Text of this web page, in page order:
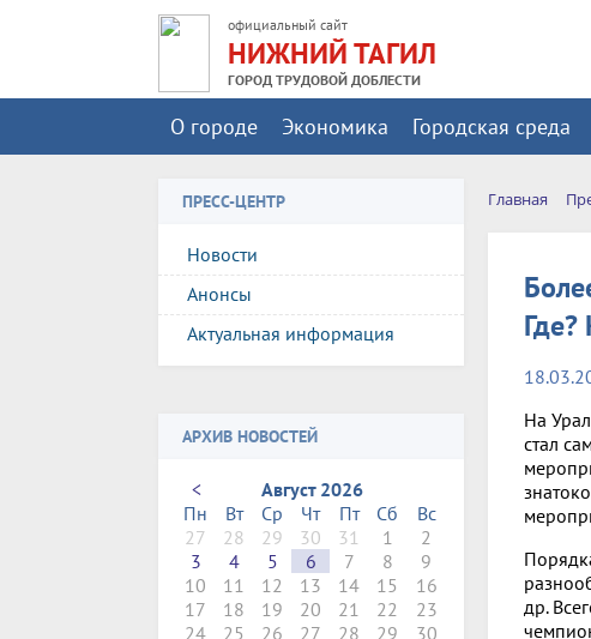
официальный сайт
НИЖНИЙ ТАГИЛ
ГОРОД ТРУДОВОЙ ДОБЛЕСТИ
О городе Экономика Городская среда
ПРЕСС-ЦЕНТР
Новости
Анонсы
Актуальная информация
АРХИВ НОВОСТЕЙ
<
Август 2026
Пн
Вт Ср Чт Пт Сб
Вс
27
28 29 30 31 1
2
3
4 5 6 7 8
9
10
11 12 13 14 15
16
17
18 19 20 21 22
23
24
25 26 27 28 29
30
Главная
На
стал
др.